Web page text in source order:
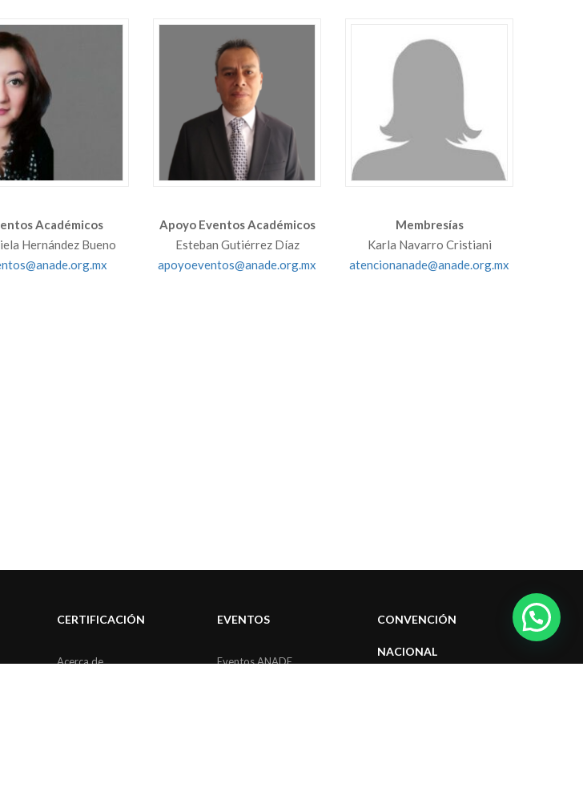
Académicos
Hernández Bueno
Apoyo Eventos Académicos
Esteban Gutiérrez Díaz
apoyoeventos@anade.org.mx
Membresías
Karla Navarro Cristiani
atencionanade@anade.org.mx
CERTIFICACIÓN
Acerca de
EVENTOS
Eventos ANADE
CONVENCIÓN
NACIONAL